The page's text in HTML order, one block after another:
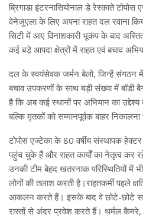
ब्रिगाडा इंटरनासियोनाल डे रेस्काते
वेनेजुएला के लिए अपना राहत दल रवाना
सिटी में आए विनाशकारी भूकंप के बाद
कई बड़े आपदा क्षेत्रों में राहत एवं बचाव
दल के स्वयंसेवक जर्मन बेलो, जिन्हें संगठन
बचाव उपकरणों के साथ बड़ी संख्या में बॉडी
है कि अब कई स्थानों पर अभियान का उद्देश्य
बल्कि मृतकों को सम्मानपूर्वक बाहर निकालना
टोपोस एज्टेका के 80 वर्षीय संस्थापक
पहुंच चुके हैं और राहत कार्यों का नेतृत्व कर
उनकी टीम बेहद खतरनाक परिस्थितियों में
लोगों की तलाश करती है।राहतकर्मी पहले
आकलन करते हैं। इसके बाद वे छोटे-छोटे
रास्तों से अंदर प्रवेश करते हैं। थर्मल